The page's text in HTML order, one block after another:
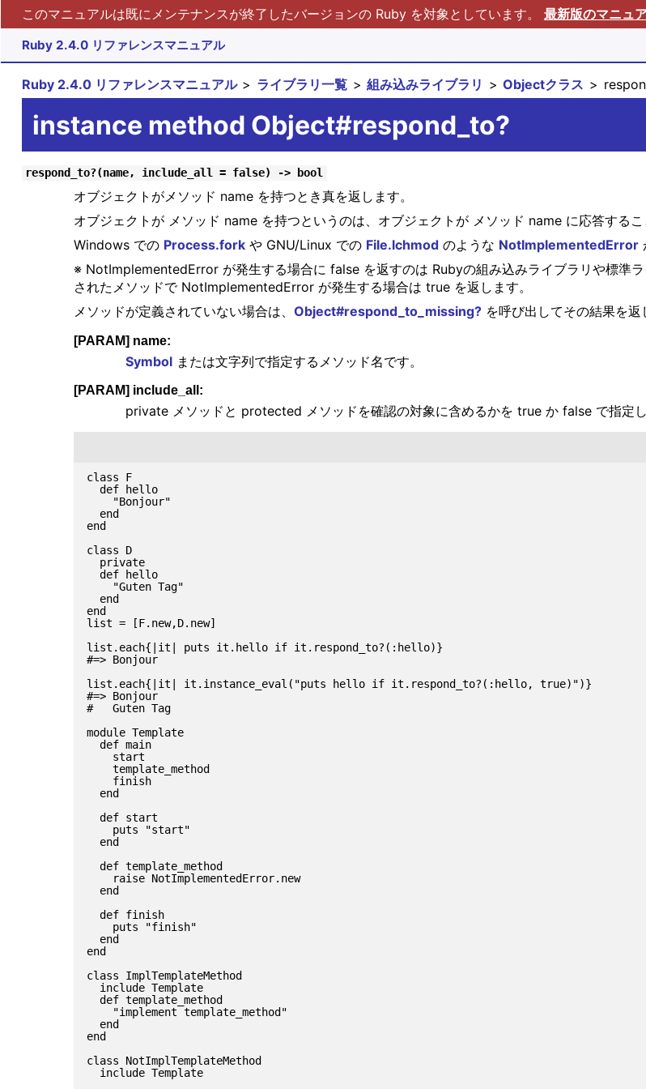
このマニュアルは既にメンテナンスが終了したバージョンの Ruby を対象としています。 最新版のマニュ
Ruby 2.4.0 リファレンスマニュアル
Ruby 2.4.0 リファレンスマニュアル ライブラリ一覧 組み込みライブラリ Objectクラス
instance method Object#respond_to?
respond_to?(name, include_all = false) -> bool
オブジェクトがメソッド name を持つとき真を返します。
オブジェクトが メソッド name を持つというのは、オブジェクトが メソッド name に応答するこ
Windows での Process.forkや GNU/Linux での File.lchmodのような NotImplementedError
※ NotImplementedError が発生する場合に false を返すのは Rubyの組み込みライブラリや標準
されたメソッドで NotImplementedError が発生する場合は true を返します。
メソッドが定義されていない場合は、 Object#respond_to_missing?を呼び出してその結果を返
[PARAM] name:
Symbolまたは文字列で指定するメソッド名です。
[PARAM] include_all:
private メソッドと protected メソッドを確認の対象に含めるかを true か false で指定
class F
  def hello
    "Bonjour"
  end
end
class D
  private
  def hello
    "Guten Tag"
  end
end
list = [F.new,D.new]
list.each{|it| puts it.hello if it.respond_to?(:hello)}
#=> Bonjour
list.each{|it| it.instance_eval("puts hello if it.respond_to?(:hello, true)")}
#=> Bonjour
#   Guten Tag
module Template
  def main
    start
    template_method
    finish
  end
  def start
    puts "start"
  end
  def template_method
    raise NotImplementedError.new
  end
  def finish
    puts "finish"
  end
end
class ImplTemplateMethod
  include Template
  def template_method
    "implement template_method"
  end
end
class NotImplTemplateMethod
  include Template